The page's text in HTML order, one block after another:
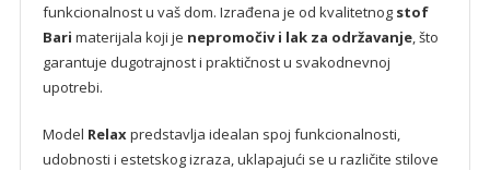
funkcionalnost u vaš dom. Izrađena je od kvalitetnog stof
Bari materijala koji je nepromočiv i lak za održavanje, što
garantuje dugotrajnost i praktičnost u svakodnevnoj
upotrebi.
Model Relaxpredstavlja idealan spoj funkcionalnosti,
udobnosti i estetskog izraza, uklapajući se u različite stilove